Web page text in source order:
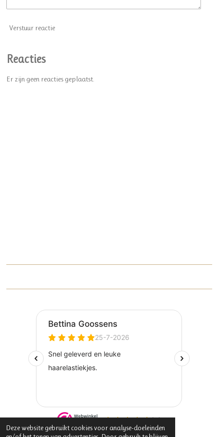
Deze website gebruikt cookies voor analyse-doeleinden
Verstuur reactie
Reacties
Er zijn geen reacties geplaatst.